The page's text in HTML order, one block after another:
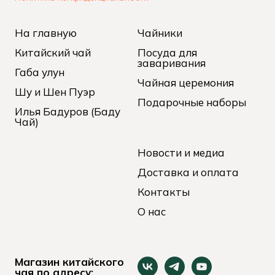
На главную
Китайский чай
Габа улун
Шу и Шен Пуэр
Илья Бадуров (Баду
Чай)
Чайники
Посуда для
заваривания
Чайная церемония
Подарочные наборы
Новости и медиа
Доставка и оплата
Контакты
О нас
Магазин китайского